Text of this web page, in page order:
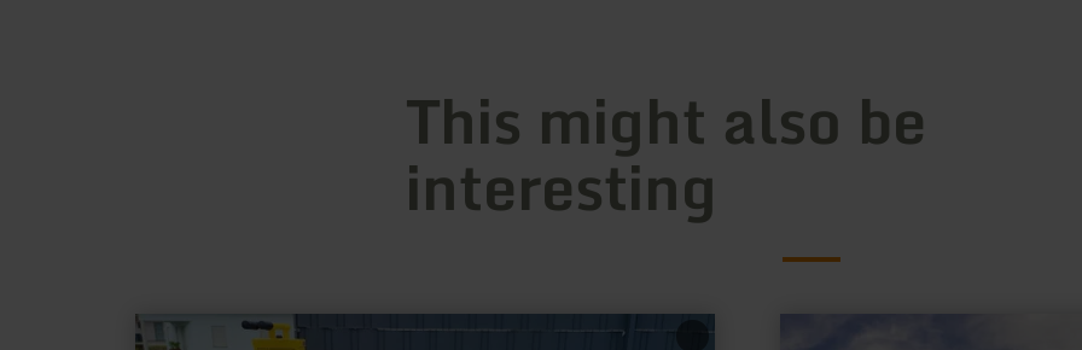
This might also be
interesting
learn
more